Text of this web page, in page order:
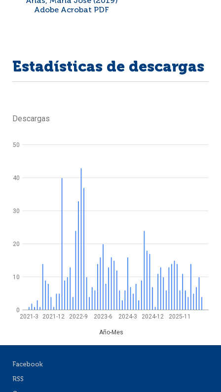
Adobe Acrobat PDF
Estadísticas de descargas
Descargas
2021-3 2021-12 2022-9 2023-6 2024-3 2024-12 2025-11
Año-Mes
0
10
20
30
40
50
Facebook
RSS